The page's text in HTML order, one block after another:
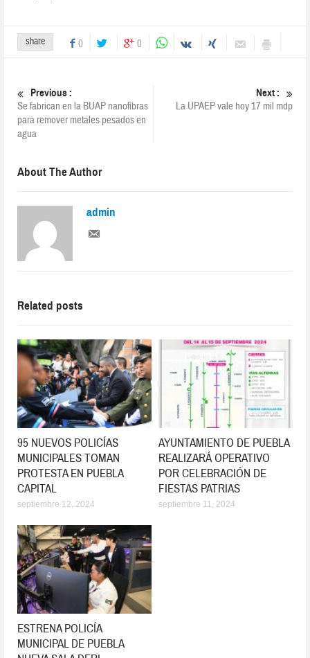
share 0 0
Previous :
Se fabrican en la BUAP nanofibras
para remover metales pesados en
agua
Next :
La UPAEP vale hoy 17 mil mdp
About The Author
admin
Related posts
95 NUEVOS POLICÍAS
MUNICIPALES TOMAN
PROTESTA EN PUEBLA
CAPITAL
septiembre 12, 2024
AYUNTAMIENTO DE PUEBLA
REALIZARÁ OPERATIVO
POR CELEBRACIÓN DE
FIESTAS PATRIAS
septiembre 11, 2024
ESTRENA POLICÍA
MUNICIPAL DE PUEBLA